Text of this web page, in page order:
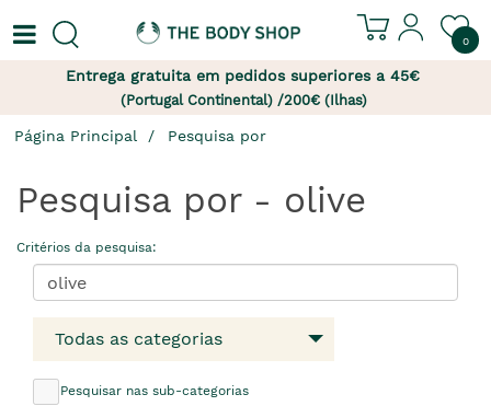
0
Entrega gratuita em pedidos superiores a 45€
(Portugal Continental) /200€ (Ilhas)
Página Principal Pesquisa por
Pesquisa por - olive
Critérios da pesquisa:
Todas as categorias
Pesquisar nas sub-categorias